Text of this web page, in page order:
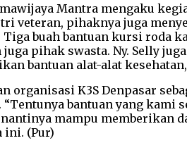
Mantra mengaku
veteran, pihaknya juga
Tiga buah bantuan kursi
juga pihak swasta. Ny. Selly
bantuan alat-alat
organisasi K3S Denpasar
“Tentunya bantuan yang
mampu memberikan
ini. (Pur)